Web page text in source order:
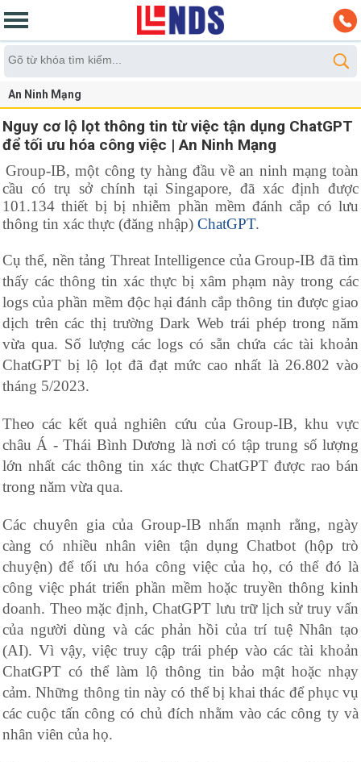
An Ninh Mạng
Nguy cơ lộ lọt thông tin từ việc tận dụng ChatGPT
để tối ưu hóa công việc | An Ninh Mạng
Group-IB, một công ty hàng đầu về an ninh mạng toàn
cầu có trụ sở chính tại Singapore, đã xác định được
101.134 thiết bị bị nhiễm phần mềm đánh cắp có lưu
thông tin xác thực (đăng nhập) ChatGPT.
Cụ thể, nền tảng Threat Intelligence của Group-IB đã tìm
thấy các thông tin xác thực bị xâm phạm này trong các
logs của phần mềm độc hại đánh cắp thông tin được giao
dịch trên các thị trường Dark Web trái phép trong năm
vừa qua. Số lượng các logs có sẵn chứa các tài khoản
ChatGPT bị lộ lọt đã đạt mức cao nhất là 26.802 vào
tháng 5/2023.
Theo các kết quả nghiên cứu của Group-IB, khu vực
châu Á - Thái Bình Dương là nơi có tập trung số lượng
lớn nhất các thông tin xác thực ChatGPT được rao bán
trong năm vừa qua.
Các chuyên gia của Group-IB nhấn mạnh rằng, ngày
càng có nhiều nhân viên tận dụng Chatbot (hộp trò
chuyện) để tối ưu hóa công việc của họ, có thể đó là
công việc phát triển phần mềm hoặc truyền thông kinh
doanh. Theo mặc định, ChatGPT lưu trữ lịch sử truy vấn
của người dùng và các phản hồi của trí tuệ Nhân tạo
(AI). Vì vậy, việc truy cập trái phép vào các tài khoản
ChatGPT có thể làm lộ thông tin bảo mật hoặc nhạy
cảm. Những thông tin này có thể bị khai thác để phục vụ
các cuộc tấn công có chủ đích nhằm vào các công ty và
nhân viên của họ.